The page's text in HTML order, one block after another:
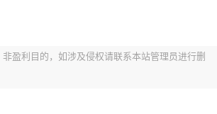
盈利目的，如涉及侵权请联系本站管理员进行删